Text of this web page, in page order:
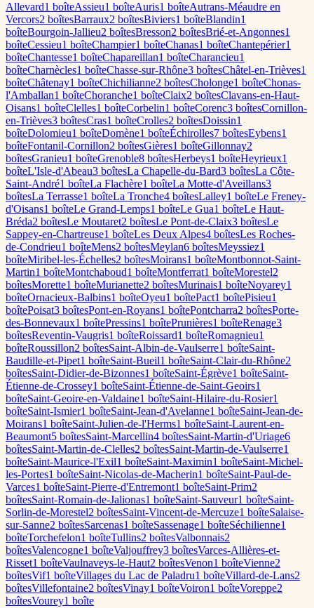
Allevard1 boîteAssieu1 boîteAuris1 boîteAutrans-Méaudre en
Vercors2 boîtesBarraux2 boîtesBiviers1 boîteBlandin1
boîteBourgoin-Jallieu2 boîtesBresson2 boîtesBrié-et-Angonnes1
boîteCessieu1 boîteChampier1 boîteChanas1 boîteChantepérier1
boîteChantesse1 boîteChapareillan1 boîteCharancieu1
boîteCharnècles1 boîteChasse-sur-Rhône3 boîtesChâtel-en-Trièves1
boîteChâtenay1 boîteChichilianne2 boîtesCholonge1 boîteChonas-
l'Amballan1 boîteChoranche1 boîteClaix2 boîtesClavans-en-Haut-
Oisans1 boîteClelles1 boîteCorbelin1 boîteCorenc3 boîtesCornillon-
en-Trièves3 boîtesCras1 boîteCrolles2 boîtesDoissin1
boîteDolomieu1 boîteDomène1 boîteÉchirolles7 boîtesEybens1
boîteFontanil-Cornillon2 boîtesGières1 boîteGillonnay2
boîtesGranieu1 boîteGrenoble8 boîtesHerbeys1 boîteHeyrieux1
boîteL'Isle-d'Abeau3 boîtesLa Chapelle-du-Bard3 boîtesLa Côte-
Saint-André1 boîteLa Flachère1 boîteLa Motte-d'Aveillans3
boîtesLa Terrasse1 boîteLa Tronche4 boîtesLalley1 boîteLe Freney-
d'Oisans1 boîteLe Grand-Lemps1 boîteLe Gua1 boîteLe Haut-
Bréda2 boîtesLe Moutaret2 boîtesLe Pont-de-Claix3 boîtesLe
Sappey-en-Chartreuse1 boîteLes Deux Alpes4 boîtesLes Roches-
de-Condrieu1 boîteMens2 boîtesMeylan6 boîtesMeyssiez1
boîteMiribel-les-Échelles2 boîtesMoirans1 boîteMontbonnot-Saint-
Martin1 boîteMontchaboud1 boîteMontferrat1 boîteMorestel2
boîtesMorette1 boîteMurianette2 boîtesMurinais1 boîteNoyarey1
boîteOrnacieux-Balbins1 boîteOyeu1 boîtePact1 boîtePisieu1
boîtePoisat3 boîtesPont-en-Royans1 boîtePontcharra2 boîtesPorte-
des-Bonnevaux1 boîtePressins1 boîtePrunières1 boîteRenage3
boîtesReventin-Vaugris1 boîteRoissard1 boîteRomagnieu1
boîteRoussillon2 boîtesSaint-Albin-de-Vaulserre1 boîteSaint-
Baudille-et-Pipet1 boîteSaint-Bueil1 boîteSaint-Clair-du-Rhône2
boîtesSaint-Didier-de-Bizonnes1 boîteSaint-Égrève1 boîteSaint-
Étienne-de-Crossey1 boîteSaint-Étienne-de-Saint-Geoirs1
boîteSaint-Geoire-en-Valdaine1 boîteSaint-Hilaire-du-Rosier1
boîteSaint-Ismier1 boîteSaint-Jean-d'Avelanne1 boîteSaint-Jean-de-
Moirans1 boîteSaint-Julien-de-l'Herms1 boîteSaint-Laurent-en-
Beaumont5 boîtesSaint-Marcellin4 boîtesSaint-Martin-d'Uriage6
boîtesSaint-Martin-de-Clelles2 boîtesSaint-Martin-de-Vaulserre1
boîteSaint-Maurice-l'Exil1 boîteSaint-Maximin1 boîteSaint-Michel-
les-Portes1 boîteSaint-Nicolas-de-Macherin1 boîteSaint-Paul-de-
Varces1 boîteSaint-Pierre-d'Entremont1 boîteSaint-Prim2
boîtesSaint-Romain-de-Jalionas1 boîteSaint-Sauveur1 boîteSaint-
Sorlin-de-Morestel2 boîtesSaint-Vincent-de-Mercuze1 boîteSalaise-
sur-Sanne2 boîtesSarcenas1 boîteSassenage1 boîteSéchilienne1
boîteTorchefelon1 boîteTullins2 boîtesValbonnais2
boîtesValencogne1 boîteValjouffrey3 boîtesVarces-Allières-et-
Risset1 boîteVaulnaveys-le-Haut2 boîtesVenon1 boîteVienne2
boîtesVif1 boîteVillages du Lac de Paladru1 boîteVillard-de-Lans2
boîtesVillefontaine2 boîtesVinay1 boîteVoiron1 boîteVoreppe2
boîtesVourey1 boîte